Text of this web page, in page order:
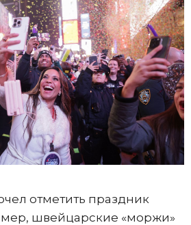
отметить праздник
швейцарские «моржи»